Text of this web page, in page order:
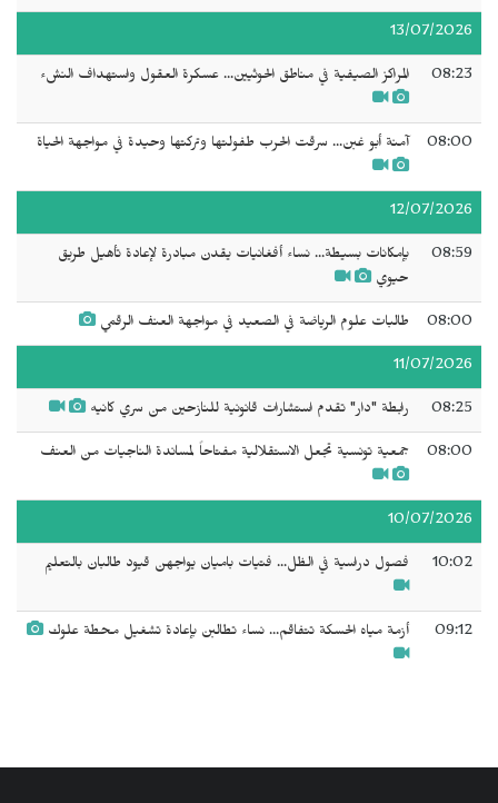
13/07/2026
08:23 المراكز الصيفية في مناطق الحوثيين... عسكرة العقول واستهداف النشء
08:00 آمنة أبو غبن... سرقت الحرب طفولتها وتركتها وحيدة في مواجهة الحياة
12/07/2026
08:59
بإمكانات بسيطة... نساء أفغانيات يقدن مبادرة لإعادة تأهيل طريق
حيوي
08:00 طالبات علوم الرياضة في الصعيد في مواجهة العنف الرقمي
11/07/2026
08:25 رابطة "دار" تقدم استشارات قانونية للنازحين من سري كانيه
08:00 جمعية تونسية تجعل الاستقلالية مفتاحاً لمساندة الناجيات من العنف
10/07/2026
10:02 فصول دراسية في الظل... فتيات باميان يواجهن قيود طالبان بالتعليم
09:12 أزمة مياه الحسكة تتفاقم... نساء تطالبن بإعادة تشغيل محطة علوك